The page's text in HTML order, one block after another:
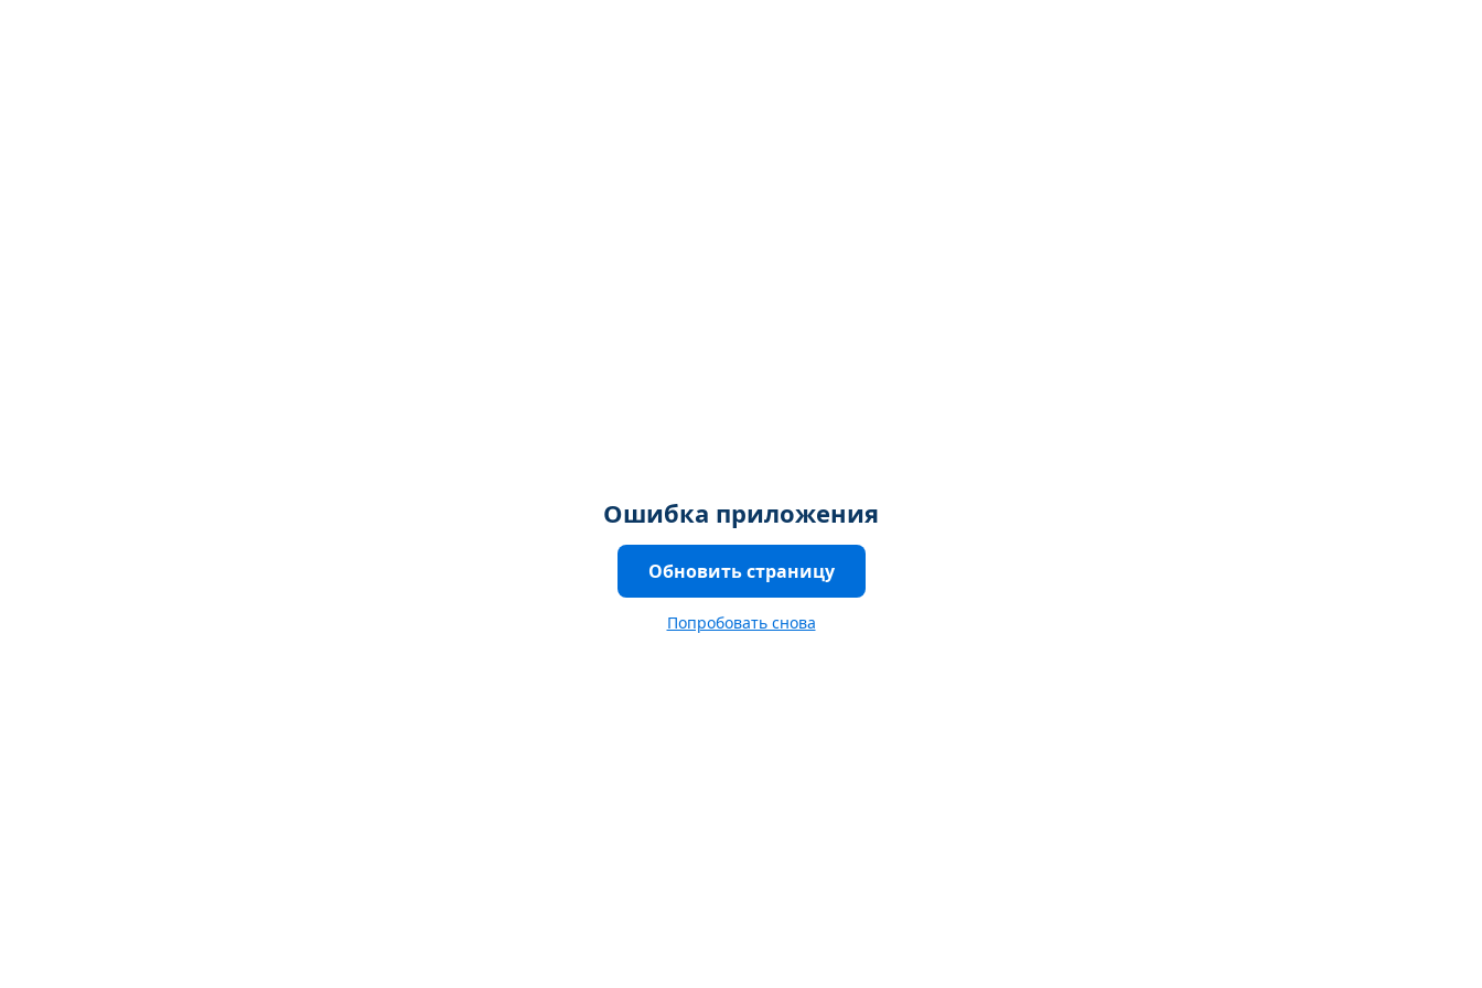
Ошибка приложения
Обновить страницу
Попробовать снова